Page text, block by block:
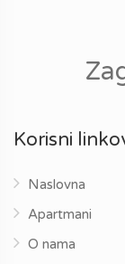
Korisni
Naslovna
Apartmani
O nama